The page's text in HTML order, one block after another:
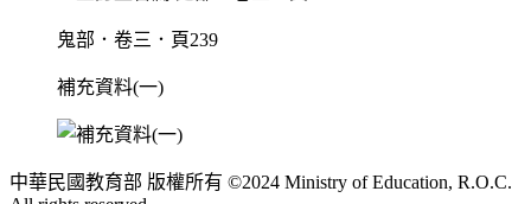
鬼部．卷三．頁239
補充資料(一)
中華民國教育部 版權所有 ©2024 Ministry of Education, R.O.C.